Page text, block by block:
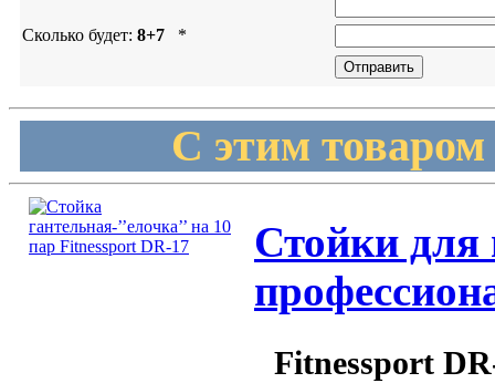
Сколько будет: 8+7 *
С этим
Стойки для
Fitnessport